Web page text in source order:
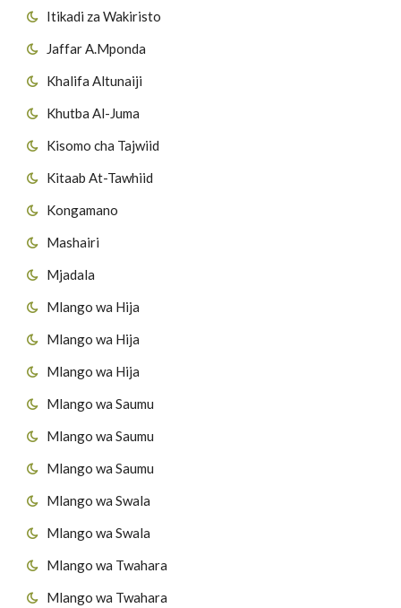
Itikadi za Wakiristo
Jaffar A.Mponda
Khalifa Altunaiji
Khutba Al-Juma
Kisomo cha Tajwiid
Kitaab At-Tawhiid
Kongamano
Mashairi
Mjadala
Mlango wa Hija
Mlango wa Hija
Mlango wa Hija
Mlango wa Saumu
Mlango wa Saumu
Mlango wa Saumu
Mlango wa Swala
Mlango wa Swala
Mlango wa Twahara
Mlango wa Twahara